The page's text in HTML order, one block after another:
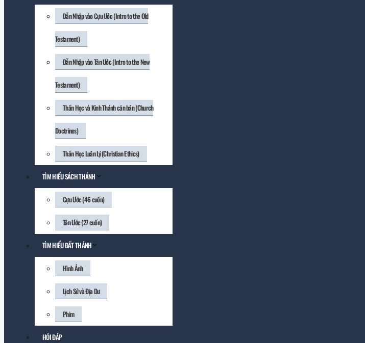
Dẫn Nhập vào Cựu Ước (Intro to the Old
Testament)
Dẫn Nhập vào Tân Ước (Intro to the New
Testament)
Thần Học và Kinh Thánh căn bản (Church
Doctrines)
Thần Học Luân Lý (Christian Ethics)
TÌM HIỂU SÁCH THÁNH
Cựu Ước (46 cuốn)
Tân Ước (27 cuốn)
TÌM HIỂU ĐẤT THÁNH
Hình Ảnh
Lịch Sử và Địa Dư
Phim
HỎI ĐÁP